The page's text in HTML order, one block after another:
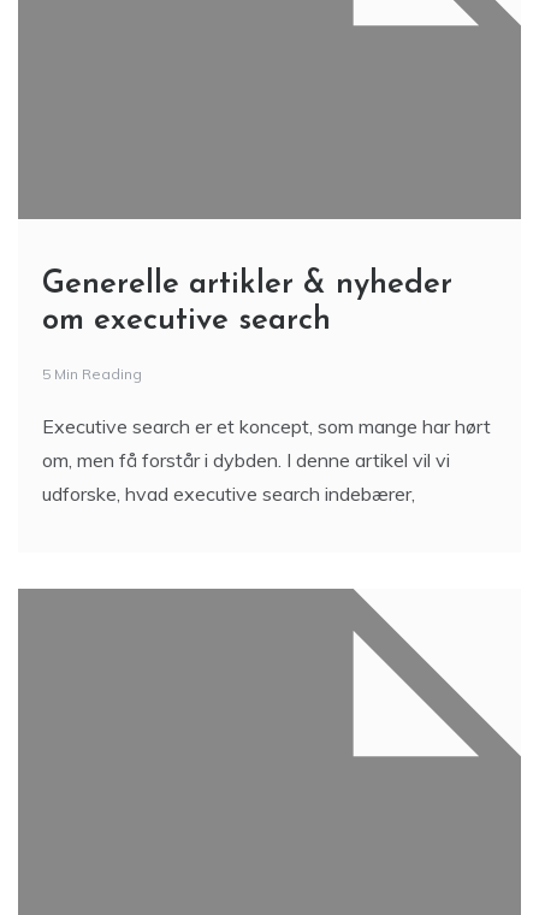
Generelle artikler & nyheder
om executive search
5 Min Reading
Executive search er et koncept, som mange har hørt
om, men få forstår i dybden. I denne artikel vil vi
udforske, hvad executive search indebærer,